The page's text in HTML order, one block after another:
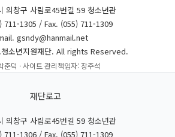
의창구 사림로45번길 59 청소년관
711-1305 / Fax. (055) 711-1309
gsndy@hanmail.net
청소년지원재단. All rights Reserved.
춘덕 · 사이트 관리책임자: 장주석
의창구 사림로45번길 59 청소년관
711-1306 / Fax. (055) 711-1309